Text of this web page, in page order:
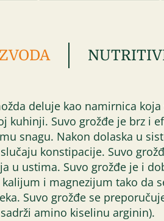
deluje kao namirnica
kuhinji. Suvo grožđe je brz i
snagu. Nakon dolaska u
konstipacije. Suvo
u ustima. Suvo grožđe je i
kalijum i magnezijum tako da
Suvo grožđe se
amino kiselinu arginin).